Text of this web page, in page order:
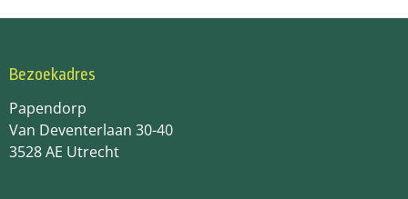
Bezoekadres
Papendorp
Van Deventerlaan 30-40
3528 AE Utrecht